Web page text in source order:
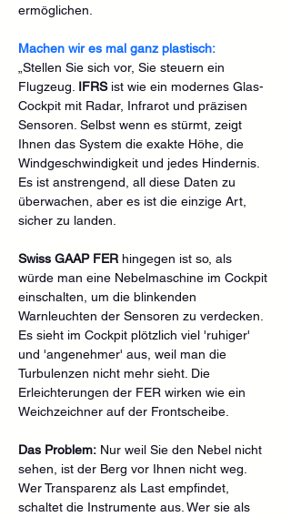
ermöglichen.
Machen wir es mal ganz plastisch:
„Stellen Sie sich vor, Sie steuern ein
Flugzeug. IFRS ist wie ein modernes Glas-
Cockpit mit Radar, Infrarot und präzisen
Sensoren. Selbst wenn es stürmt, zeigt
Ihnen das System die exakte Höhe, die
Windgeschwindigkeit und jedes Hindernis.
Es ist anstrengend, all diese Daten zu
überwachen, aber es ist die einzige Art,
sicher zu landen.
Swiss GAAP FER hingegen ist so, als
würde man eine Nebelmaschine im Cockpit
einschalten, um die blinkenden
Warnleuchten der Sensoren zu verdecken.
Es sieht im Cockpit plötzlich viel 'ruhiger'
und 'angenehmer' aus, weil man die
Turbulenzen nicht mehr sieht. Die
Erleichterungen der FER wirken wie ein
Weichzeichner auf der Frontscheibe.
Das Problem: Nur weil Sie den Nebel nicht
sehen, ist der Berg vor Ihnen nicht weg.
Wer Transparenz als Last empfindet,
schaltet die Instrumente aus. Wer sie als